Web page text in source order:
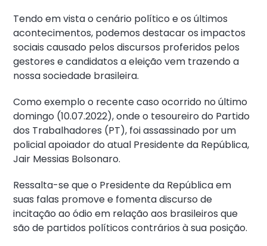
Tendo em vista o cenário político e os últimos
acontecimentos, podemos destacar os impactos
sociais causado pelos discursos proferidos pelos
gestores e candidatos a eleição vem trazendo a
nossa sociedade brasileira.
Como exemplo o recente caso ocorrido no último
domingo (10.07.2022), onde o tesoureiro do Partido
dos Trabalhadores (PT), foi assassinado por um
policial apoiador do atual Presidente da República,
Jair Messias Bolsonaro.
Ressalta-se que o Presidente da República em
suas falas promove e fomenta discurso de
incitação ao ódio em relação aos brasileiros que
são de partidos políticos contrários à sua posição.